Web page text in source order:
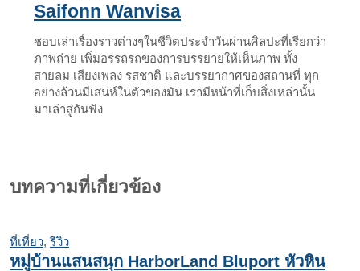
Saifonn Wanvisa
ชอบเล่าเรื่องราวต่างๆในชีวิตประจำวันผ่านศิลปะที่เรียกว่า
ภาพถ่าย เพิ่มอรรถรถของการบรรยายให้เห็นภาพ ทั้ง
สายลม เสียงเพลง รสชาติ และบรรยากาศของสถานที่ ทุก
อย่างล้วนมีเสน่ห์ในตัวของมัน เรามีหน้าที่เก็บสิ่งเหล่านั้น
มาเล่าสู่กันฟัง
บทความที่เกี่ยวข้อง
ที่เที่ยว, รีวิว
หมู่บ้านแสนสนุก HarborLand Bluport หัวหิน